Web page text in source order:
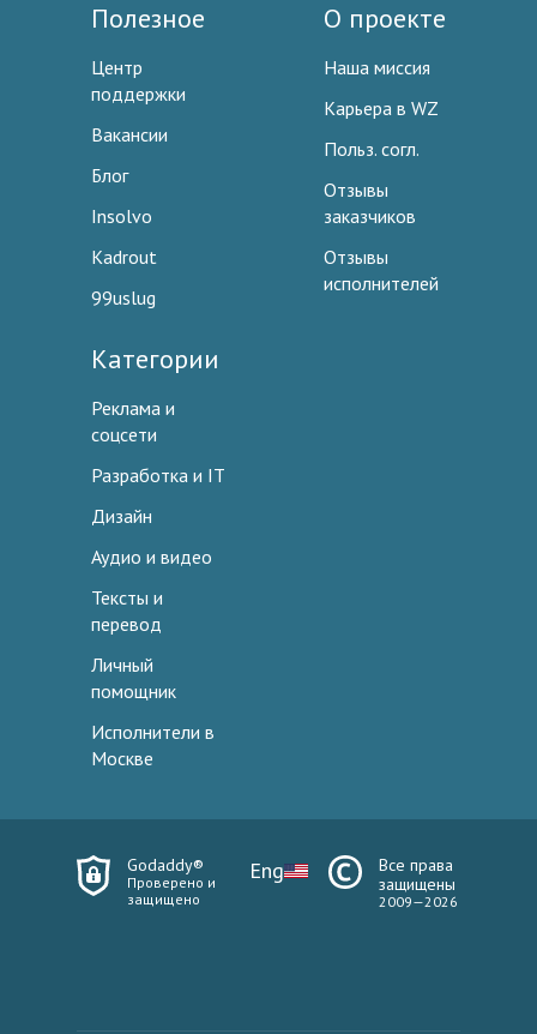
Полезное
Центр
поддержки
Вакансии
Блог
Insolvo
Kadrout
99uslug
О проекте
Наша миссия
Карьера в WZ
Польз. согл.
Отзывы
заказчиков
Отзывы
исполнителей
Категории
Реклама и
соцсети
Разработка и IT
Дизайн
Аудио и видео
Тексты и
перевод
Личный
помощник
Исполнители в
Москве
Godaddy®
Проверено и
защищено
Eng
Все права
защищены
2009—2026